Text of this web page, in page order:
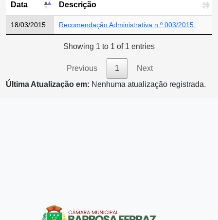
Data Descrição
18/03/2015 Recomendação Administrativa n.º 003/2015.
Showing 1 to 1 of 1 entries
Previous 1
Next
Última Atualização em: Nenhuma atualização registrada.